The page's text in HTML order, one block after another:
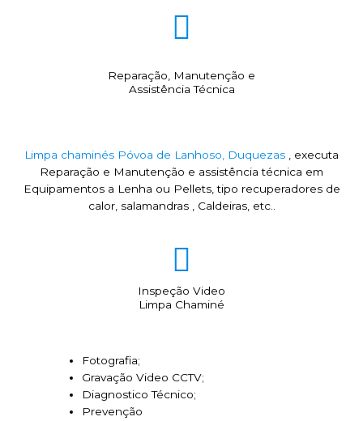
Reparação, Manutenção e
Assistência Técnica
Limpa chaminés Póvoa de Lanhoso, Duquezas , executa
Reparação e Manutenção e assistência técnica em
Equipamentos a Lenha ou Pellets, tipo recuperadores de
calor, salamandras , Caldeiras, etc..
Inspeção Video
Limpa Chaminé
Fotografia;
Gravação Video CCTV;
Diagnostico Técnico;
Prevenção